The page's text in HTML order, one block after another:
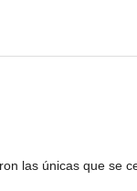
las únicas que se